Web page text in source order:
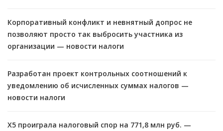
Корпоративный конфликт и невнятный допрос не
позволяют просто так выбросить участника из
организации — новости налоги
Разработан проект контрольных соотношений к
уведомлению об исчисленных суммах налогов —
новости налоги
X5 проиграла налоговый спор на 771,8 млн руб. —